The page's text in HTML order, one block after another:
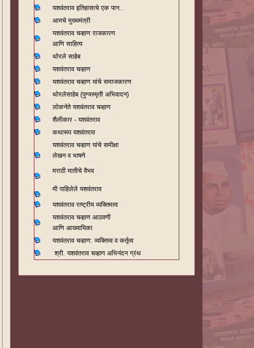
यशवंतराव इतिहासाचे एक पान..
आमचे मुख्यमंत्री
यशवंतराव चव्हाण राजकारण
आणि साहित्य
थोरले साहेब
यशवंतराव चव्हाण
यशवंतराव चव्हाण यांचे समाजकारण
थोरलेसाहेब (पुण्यस्मृती अभिवादन)
लोकनेते यशवंतराव चव्हाण
शैलीकार - यशवंतराव
कथारूप यशवंतराव
यशवंतराव चव्हाण यांचे समीक्षा
लेखन व भाषणे
मराठी मातीचे वैभव
मी पाहिलेले यशवंतराव
यशवंतराव राष्ट्रीय व्यक्तिमत्व
यशवंतराव चव्हाण आठवणी
आणि आख्यायिका
यशवंतराव चव्हाण: व्यक्तित्व व कर्तृत्व
श्री. यशवंतराव चव्हाण अभिनंदन ग्रंथ